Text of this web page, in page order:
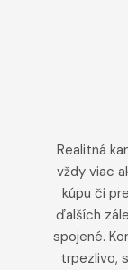
Realitná
vždy viac
kúpu či
ďalších
spojené.
trpezlivo,